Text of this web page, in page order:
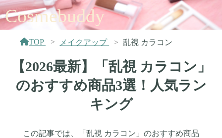
Cosmebuddy
TOP メイクアップ 乱視 カラコン
【2026最新】「乱視 カラコン」
のおすすめ商品3選！人気ラン
キング
この記事では、「乱視 カラコン」のおすすめ商品